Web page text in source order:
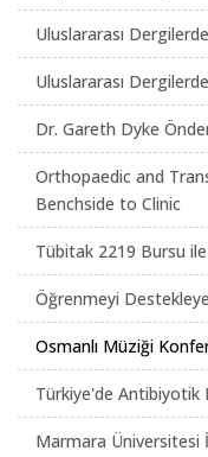
Uluslararası
Uluslararası
Dr. Gareth Dyke
Orthopaedic and
Benchside to Clinic
Tübitak 2219 Bursu
Öğrenmeyi
Osmanlı Müziği
Türkiye'de Antibiyotik
Marmara Üniversitesi